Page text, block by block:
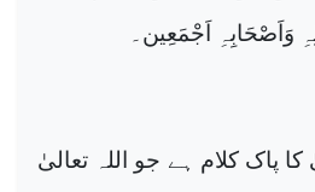
وَاَصْحَابِہِ اَجْمَعِین۔
کا پاک کلام ہے جو اللہ تعالیٰ